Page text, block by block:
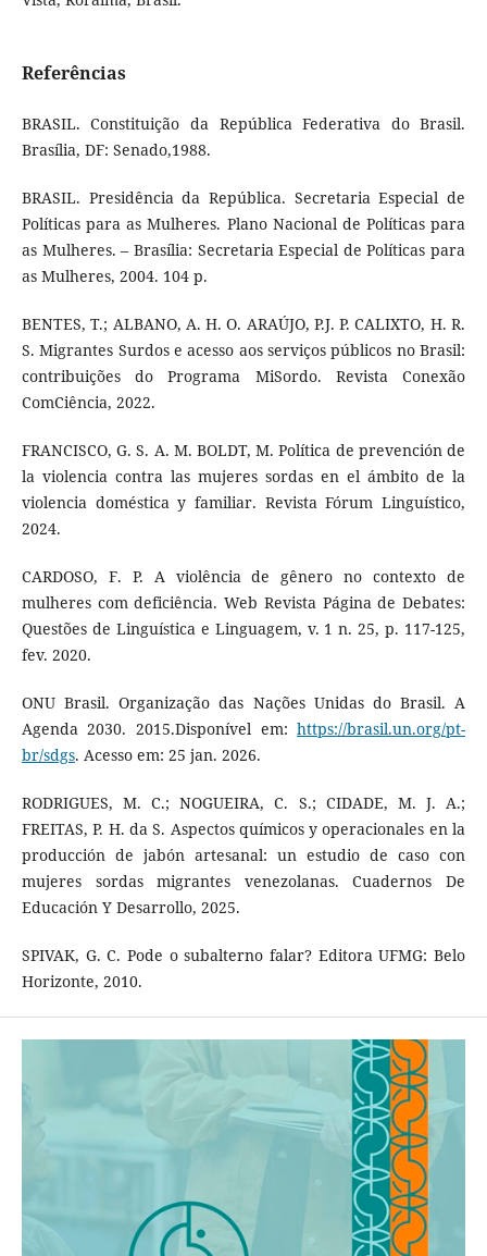
Referências
BRASIL. Constituição da República Federativa do Brasil.
Brasília, DF: Senado,1988.
BRASIL. Presidência da República. Secretaria Especial de
Políticas para as Mulheres. Plano Nacional de Políticas para
as Mulheres. – Brasília: Secretaria Especial de Políticas para
as Mulheres, 2004. 104 p.
BENTES, T.; ALBANO, A. H. O. ARAÚJO, P.J. P. CALIXTO, H. R.
S. Migrantes Surdos e acesso aos serviços públicos no Brasil:
contribuições do Programa MiSordo. Revista Conexão
ComCiência, 2022.
FRANCISCO, G. S. A. M. BOLDT, M. Política de prevención de
la violencia contra las mujeres sordas en el ámbito de la
violencia doméstica y familiar. Revista Fórum Linguístico,
2024.
CARDOSO, F. P. A violência de gênero no contexto de
mulheres com deficiência. Web Revista Página de Debates:
Questões de Linguística e Linguagem, v. 1 n. 25, p. 117-125,
fev. 2020.
ONU Brasil. Organização das Nações Unidas do Brasil. A
Agenda 2030. 2015.Disponível em:https://brasil.un.org/pt-
br/sdgs. Acesso em: 25 jan. 2026.
RODRIGUES, M. C.; NOGUEIRA, C. S.; CIDADE, M. J. A.;
FREITAS, P. H. da S. Aspectos químicos y operacionales en la
producción de jabón artesanal: un estudio de caso con
mujeres sordas migrantes venezolanas. Cuadernos De
Educación Y Desarrollo, 2025.
SPIVAK, G. C. Pode o subalterno falar? Editora UFMG: Belo
Horizonte, 2010.